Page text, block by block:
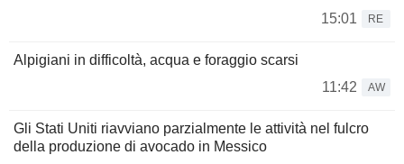
15:01
RE
Alpigiani in difficoltà, acqua e foraggio scarsi
11:42
AW
Gli Stati Uniti riavviano parzialmente le attività nel fulcro
della produzione di avocado in Messico